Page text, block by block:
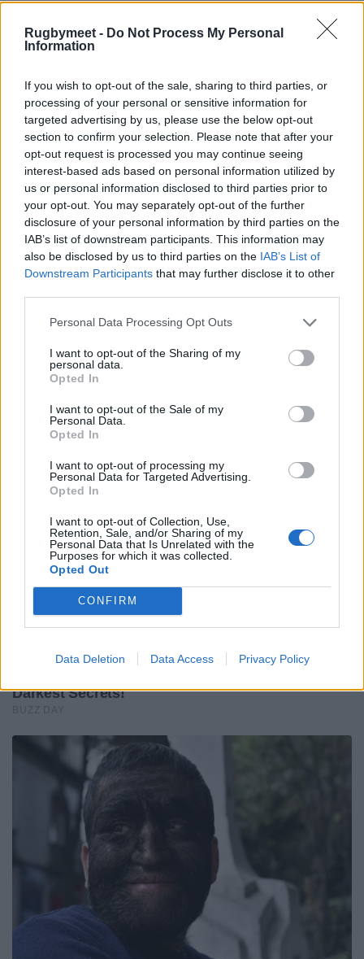
Rugbymeet - Do Not Process My Personal
Information
If you wish to opt-out of the sale, sharing to third parties, or
processing of your personal or sensitive information for
targeted advertising by us, please use the below opt-out
section to confirm your selection. Please note that after your
opt-out request is processed you may continue seeing
interest-based ads based on personal information utilized by
us or personal information disclosed to third parties prior to
your opt-out. You may separately opt-out of the further
disclosure of your personal information by third parties on the
IAB’s list of downstream participants. This information may
also be disclosed by us to third parties on the IAB’s List of
Downstream Participants that may further disclose it to other
Personal Data Processing Opt Outs
I want to opt-out of the Sharing of my
personal data.
Opted In
I want to opt-out of the Sale of my
Personal Data.
Opted In
I want to opt-out of processing my
Personal Data for Targeted Advertising.
Opted In
I want to opt-out of Collection, Use,
Retention, Sale, and/or Sharing of my
Personal Data that Is Unrelated with the
Purposes for which it was collected.
Opted Out
CONFIRM
Data Deletion Data Access Privacy Policy
(59), Leonardo Marin (33)
Head Coach: Marco Bortolami.
Indisponibili: Edoardo Iachizzi, Louis Lynagh,
Gideon Koegelenberg, Ignacio Mendy,
Sebastian Negri, Ivan Nemer, Paolo Odogwu,
Tiziano Pasquali, Mirco Spagnolo, Scott
Scrafton, Nahuel Tetaz, Jacob Umaga.
Assistenti: Thomas Charabas e Jonathan
Gasnier (FRA).
TMO: Julien Castaignède (FRA).